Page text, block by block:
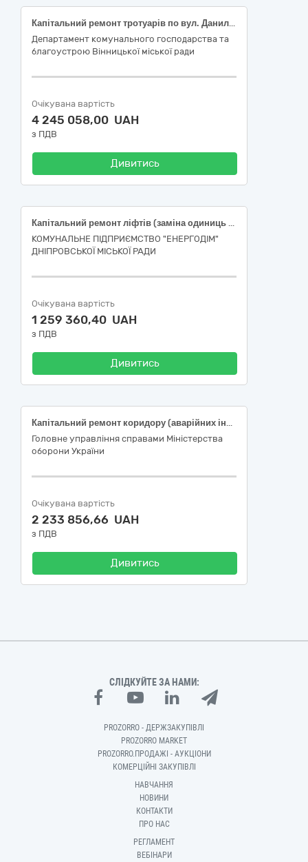
Капітальний ремонт тротуарів по вул. Данила Галицького (від вул. Келецька до вул. Пирогова) в м. Вінниці (Класифікатор ДК 021:2015 - 45453000-7 Капітальний ремонт і реставрація)
Департамент комунального господарства та
благоустрою Вінницької міської ради
Очікувана вартість
4 245 058,00 UAH
з ПДВ
Дивитись
Капітальний ремoнт ліфтів (заміна oдиниць та вузлів технoлoгічного устаткування та їх інженерних мереж, систем управління та автоматизації, які застаріли та технічний ресурс вичерпано, в існуючих приміщеннях) житлового будинку, розташованого по вул. Євпаторійська, буд. 100, м. Дніпрo
КОМУНАЛЬНЕ ПІДПРИЄМСТВО "ЕНЕРГОДІМ"
ДНІПРОВСЬКОЇ МІСЬКОЇ РАДИ
Очікувана вартість
1 259 360,40 UAH
з ПДВ
Дивитись
Капітальний ремонт коридору (аварійних інженерних мереж та підлоги) цокольного поверху * під'їзду будівлі № * військового містечка № *
Головне управління справами Міністерства
оборони України
Очікувана вартість
2 233 856,66 UAH
з ПДВ
Дивитись
СЛІДКУЙТЕ ЗА НАМИ:
PROZORRO - ДЕРЖЗАКУПІВЛІ
PROZORRO MARKET
PROZORRO.ПРОДАЖІ - АУКЦІОНИ
КОМЕРЦІЙНІ ЗАКУПІВЛІ
НАВЧАННЯ
НОВИНИ
КОНТАКТИ
ПРО НАС
РЕГЛАМЕНТ
ВЕБІНАРИ